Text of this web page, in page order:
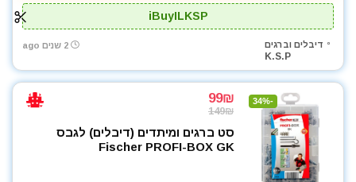
iBuyILKSP
דיבלים וברגים
K.S.P
2 שנים ago
-34%
99₪
149₪
סט ברגים ומיתדים (דיבלים) לגבס
Fischer PROFI-BOX GK